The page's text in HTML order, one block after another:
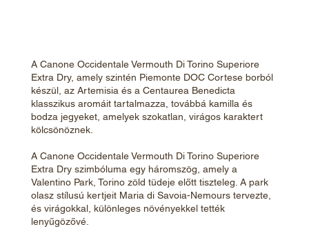
A Canone Occidentale Vermouth Di Torino Superiore
Extra Dry, amely szintén Piemonte DOC Cortese borból
készül, az Artemisia és a Centaurea Benedicta
klasszikus aromáit tartalmazza, továbbá kamilla és
bodza jegyeket, amelyek szokatlan, virágos karaktert
kölcsönöznek.
A Canone Occidentale Vermouth Di Torino Superiore
Extra Dry szimbóluma egy háromszög, amely a
Valentino Park, Torino zöld tüdeje előtt tiszteleg. A park
olasz stílusú kertjeit Maria di Savoia-Nemours tervezte,
és virágokkal, különleges növényekkel tették
lenyűgözővé.